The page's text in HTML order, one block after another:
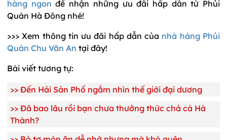
hàng ngon để nhận những ưu đãi hấp dẫn từ Phủi
Quán Hà Đông nhé!
>>> Xem thông tin ưu đãi hấp dẫn của nhà hàng Phủi
Quán Chu Văn An tại đây!
Bài viết tương tự:
>> Đến Hải Sản Phố ngắm nhìn thế giới đại dương
>> Đã bao lâu rồi bạn chưa thưởng thức chả cá Hà
Thành?